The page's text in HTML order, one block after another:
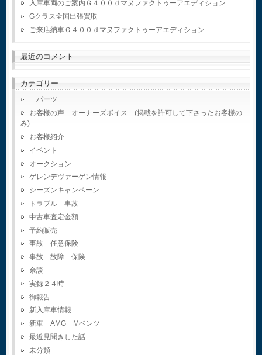
入庫車両のご案内Ｇ４００ｄマヌファクトゥーアエディション
Gクラス全国出張買取
ご来店納車Ｇ４００ｄマヌファクトゥーアエディション
最近のコメント
カテゴリー
パーツ
お客様の声 オーナーズボイス (掲載を許可して下さったお客様の
み)
お客様紹介
イベント
オークション
ゲレンデヴァーゲン情報
シーズンキャンペーン
トラブル 事故
中古車査定金額
予約販売
事故 任意保険
事故 故障 保険
余談
実録２４時
御報告
新入庫車情報
新車 AMG Mベンツ
最近見聞きした話
未分類